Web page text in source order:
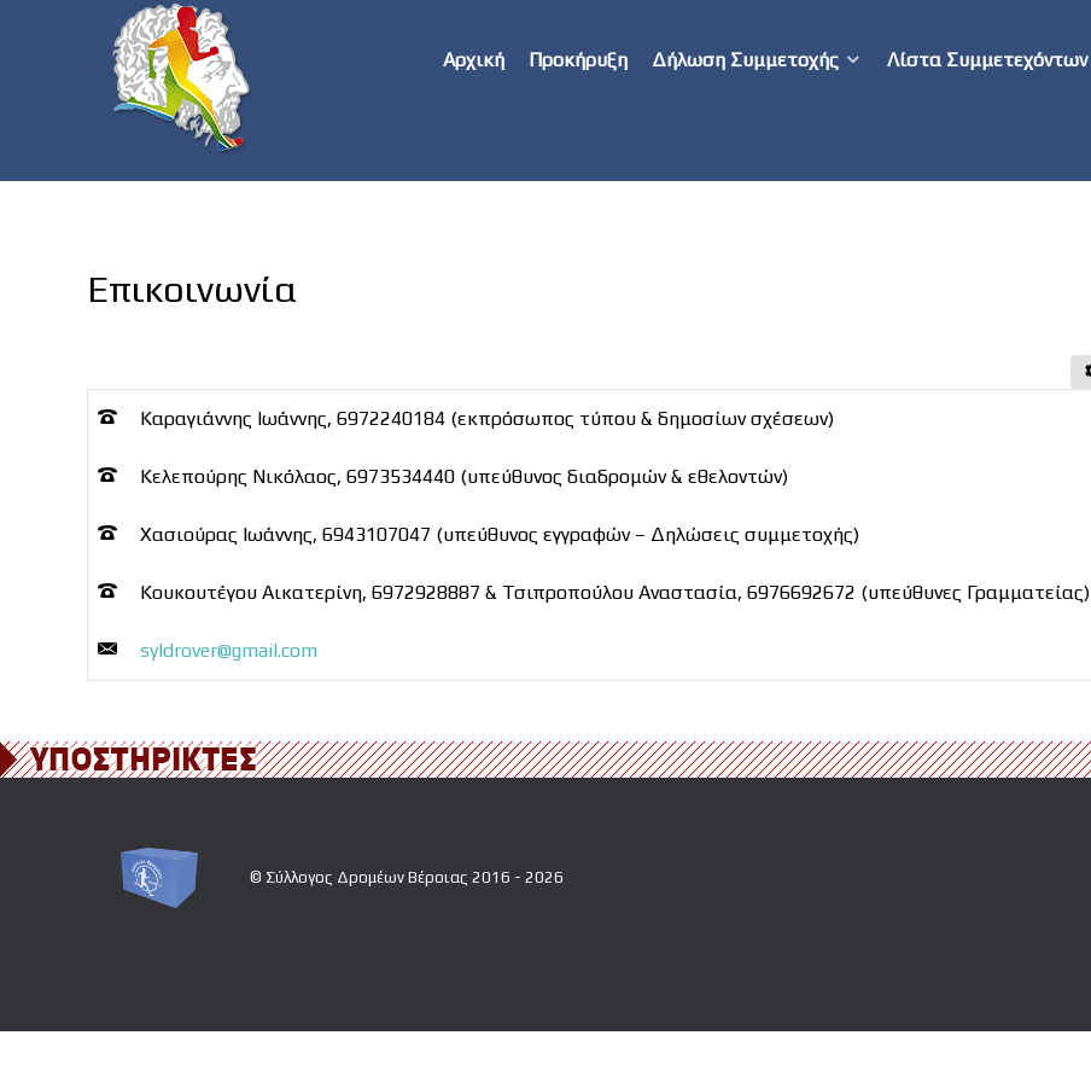
Αρχική Προκήρυξη Δήλωση Συμμετοχής Λίστα Συμμετεχόντων
Επικοινωνία
Καραγιάννης Ιωάννης, 6972240184 (εκπρόσωπος τύπου & δημοσίων σχέσεων)
Κελεπούρης Νικόλαος, 6973534440 (υπεύθυνος διαδρομών & εθελοντών)
Χασιούρας Ιωάννης, 6943107047 (υπεύθυνος εγγραφών – Δηλώσεις συμμετοχής)
Κουκουτέγου Αικατερίνη, 6972928887 & Τσιπροπούλου Αναστασία, 6976692672 (υπεύθυνες Γραμματείας)
syldrover@gmail.com
© Σύλλογος Δρομέων Βέροιας 2016 - 2026